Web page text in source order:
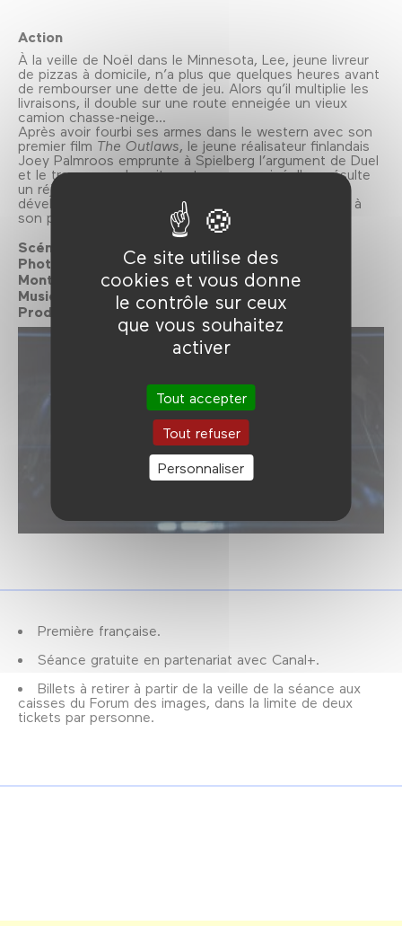
Ce site utilise des
cookies et vous donne
le contrôle sur ceux
que vous souhaitez
activer
Tout accepter
Tout refuser
Personnaliser
Action
À la veille de Noël dans le Minnesota, Lee, jeune livreur
de pizzas à domicile, n’a plus que quelques heures avant
de rembourser une dette de jeu. Alors qu’il multiplie les
livraisons, il double sur une route enneigée un vieux
camion chasse-neige...
Après avoir fourbi ses armes dans le western avec son
premier film The Outlaws, le jeune réalisateur finlandais
Joey Palmroos emprunte à Spielberg l’argument de Duel
et le transpose de nuit par temps enneigé. Il en résulte
un réjouissant survival où un héros malchanceux
développe des trésors d’imagination pour échapper à
son poursuivant.
Scénario : Anders Holmes, Joey Palmroos
Photographie : Ari Virem
Montage : Toni Tikkanen
Musique : Tuomas Kantelinen
Production : Pekka Ollula, Joey Palmroos
Première française.
Séance gratuite en partenariat avec Canal+.
Billets à retirer à partir de la veille de la séance aux
caisses du Forum des images, dans la limite de deux
tickets par personne.